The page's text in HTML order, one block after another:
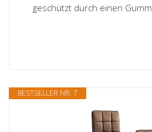
geschützt durch einen
BESTSELLER NR. 7